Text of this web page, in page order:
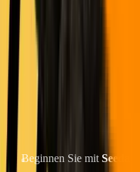
Wenn Ihr Team
begrenzt ist
Hier fallen die meisten echten
Meine praktische Empfehlung:
Beginnen Sie mit